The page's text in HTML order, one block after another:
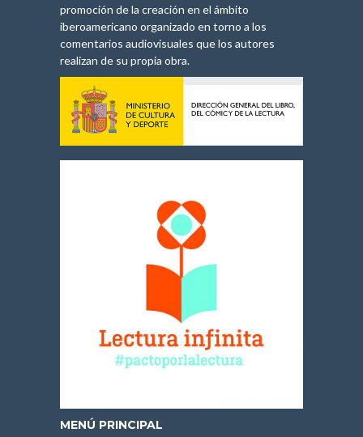
promoción de la creación en el ámbito
iberoamericano organizado en torno a los
comentarios audiovisuales que los autores
realizan de su propia obra.
MENÚ PRINCIPAL